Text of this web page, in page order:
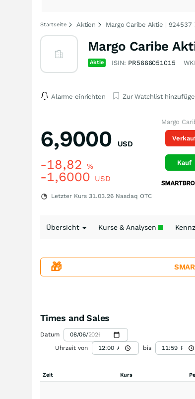
Startseite Aktien Margo Caribe Aktie | 924537
Margo Caribe
Aktie ISIN: PR5666051015
Alarme einrichten Zur Watchlist
6,9000 USD
-18,82 %
-1,6000 USD
Letzter Kurs 31.03.26 Nasdaq OTC
Margo
Kauf
Übersicht Kurse & Analysen
🎁
Times and Sales
Datum
Uhrzeit von
bis
Zeit Kurs